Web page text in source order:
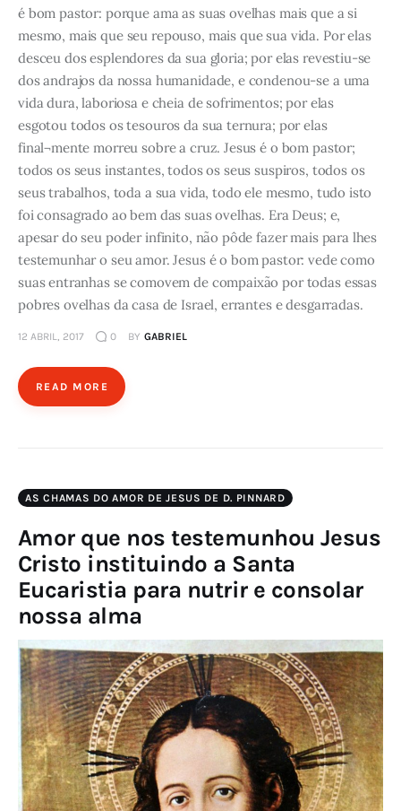
é bom pastor: porque ama as suas ovelhas mais que a si
mesmo, mais que seu repouso, mais que sua vida. Por elas
desceu dos esplendores da sua gloria; por elas revestiu-se
dos andrajos da nossa humanidade, e condenou-se a uma
vida dura, laboriosa e cheia de sofrimentos; por elas
esgotou todos os tesouros da sua ternura; por elas
final¬mente morreu sobre a cruz. Jesus é o bom pastor;
todos os seus instantes, todos os seus suspiros, todos os
seus trabalhos, toda a sua vida, todo ele mesmo, tudo isto
foi consagrado ao bem das suas ovelhas. Era Deus; e,
apesar do seu poder infinito, não pôde fazer mais para lhes
testemunhar o seu amor. Jesus é o bom pastor: vede como
suas entranhas se comovem de compaixão por todas essas
pobres ovelhas da casa de Israel, errantes e desgarradas.
12 ABRIL, 2017 0 BY GABRIEL
READ MORE
AS CHAMAS DO AMOR DE JESUS DE D. PINNARD
Amor que nos testemunhou Jesus
Cristo instituindo a Santa
Eucaristia para nutrir e consolar
nossa alma